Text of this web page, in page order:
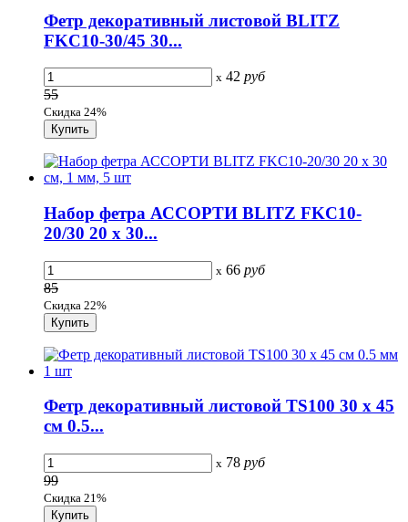
Фетр декоративный листовой BLITZ
FKC10-30/45 30...
x 42 руб
55
Скидка 24%
Набор фетра АССОРТИ BLITZ FKC10-
20/30 20 х 30...
x 66 руб
85
Скидка 22%
Фетр декоративный листовой TS100 30 х 45
см 0.5...
x 78 руб
99
Скидка 21%